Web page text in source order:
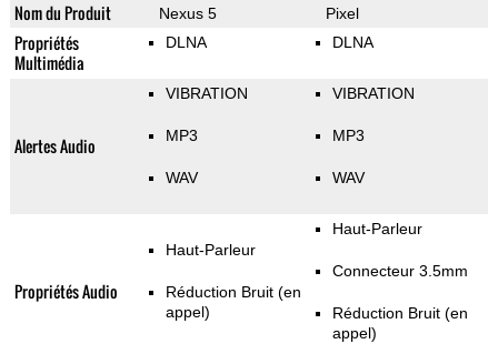
Nom du Produit Nexus 5 Pixel
Propriétés
Multimédia
DLNA DLNA
Alertes Audio
VIBRATION
MP3
WAV
VIBRATION
MP3
WAV
Propriétés Audio
Haut-Parleur
Réduction Bruit (en
appel)
Haut-Parleur
Connecteur 3.5mm
Réduction Bruit (en
appel)